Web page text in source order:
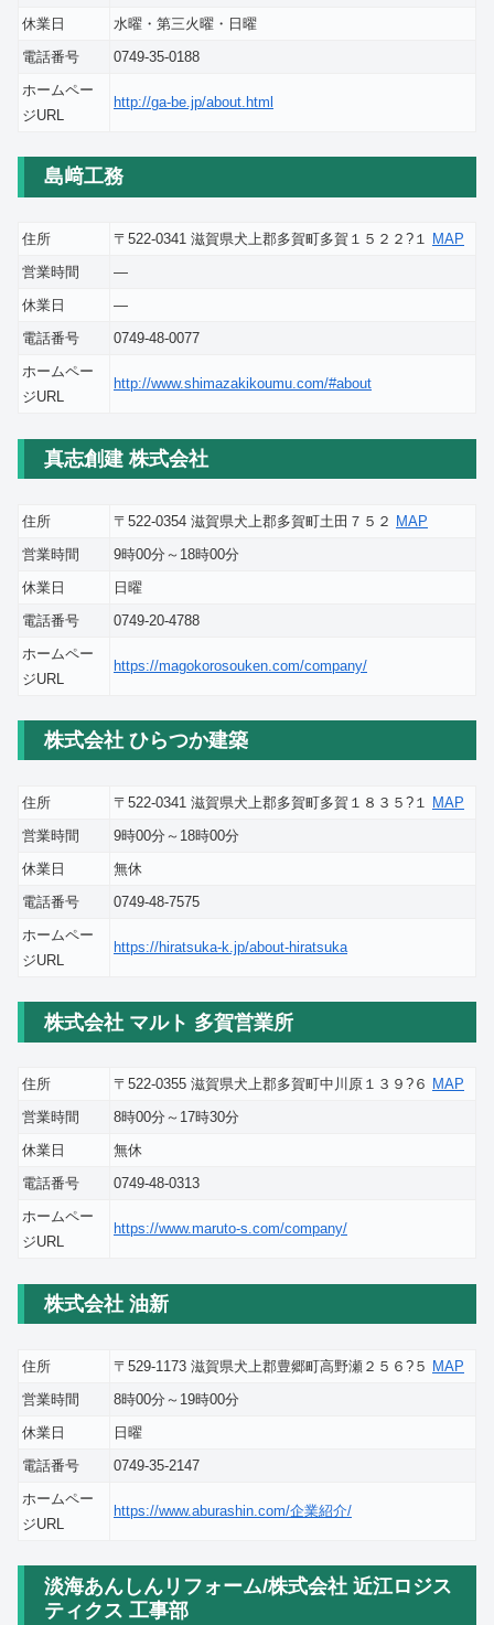
休業日
水曜・第三火曜・日曜
電話番号
0749-35-0188
ホームペー
ジURL
http://ga-be.jp/about.html
島﨑工務
住所 〒522-0341 滋賀県犬上郡多賀町多賀１５２２?１ MAP
営業時間
―
休業日
―
電話番号
0749-48-0077
ホームペー
ジURL
http://www.shimazakikoumu.com/#about
真志創建 株式会社
住所 〒522-0354 滋賀県犬上郡多賀町土田７５２ MAP
営業時間
9時00分～18時00分
休業日
日曜
電話番号
0749-20-4788
ホームペー
ジURL
https://magokorosouken.com/company/
株式会社 ひらつか建築
住所 〒522-0341 滋賀県犬上郡多賀町多賀１８３５?１ MAP
営業時間
9時00分～18時00分
休業日
無休
電話番号
0749-48-7575
ホームペー
ジURL
https://hiratsuka-k.jp/about-hiratsuka
株式会社 マルト 多賀営業所
住所 〒522-0355 滋賀県犬上郡多賀町中川原１３９?６ MAP
営業時間
8時00分～17時30分
休業日
無休
電話番号
0749-48-0313
ホームペー
ジURL
https://www.maruto-s.com/company/
株式会社 油新
住所 〒529-1173 滋賀県犬上郡豊郷町高野瀬２５６?５ MAP
営業時間
8時00分～19時00分
休業日
日曜
電話番号
0749-35-2147
ホームペー
ジURL
https://www.aburashin.com/企業紹介/
淡海あんしんリフォーム/株式会社 近江ロジス
ティクス 工事部